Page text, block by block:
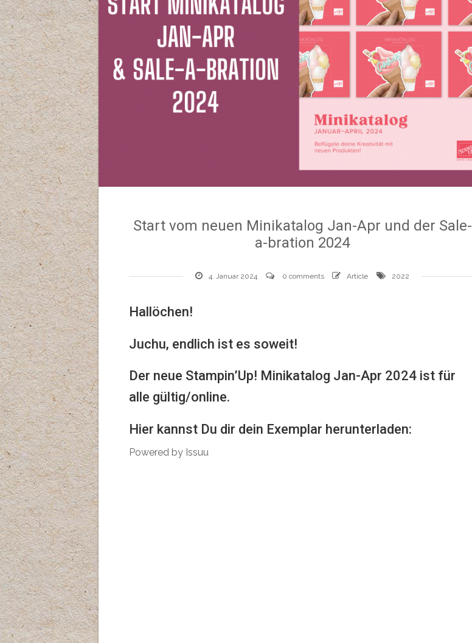
Start vom neuen Minikatalog Jan-Apr und der Sale-
a-bration 2024
4. Januar 2024 0 comments Article 2022
Hallöchen!
Juchu, endlich ist es soweit!
Der neue Stampin’Up! Minikatalog Jan-Apr 2024 ist für
alle gültig/online.
Hier kannst Du dir dein Exemplar herunterladen:
Powered by Issuu